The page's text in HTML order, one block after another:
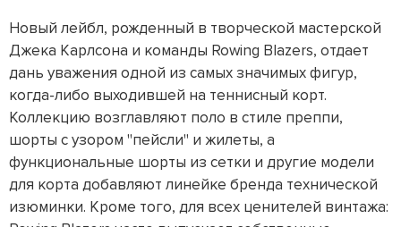
Новый лейбл, рожденный в творческой мастерской
Джека Карлсона и команды Rowing Blazers, отдает
дань уважения одной из самых значимых фигур,
когда-либо выходившей на теннисный корт.
Коллекцию возглавляют поло в стиле преппи,
шорты с узором "пейсли" и жилеты, а
функциональные шорты из сетки и другие модели
для корта добавляют линейке бренда технической
изюминки. Кроме того, для всех ценителей винтажа: